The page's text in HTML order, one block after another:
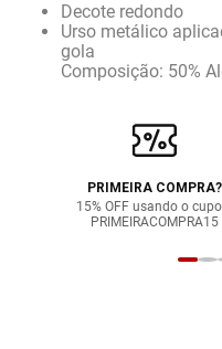
Decote redondo
Urso metálico
gola
Composição: 50%
PRIMEIRA COMPRA?
15% OFF usando o
PRIMEIRACOMPRA15